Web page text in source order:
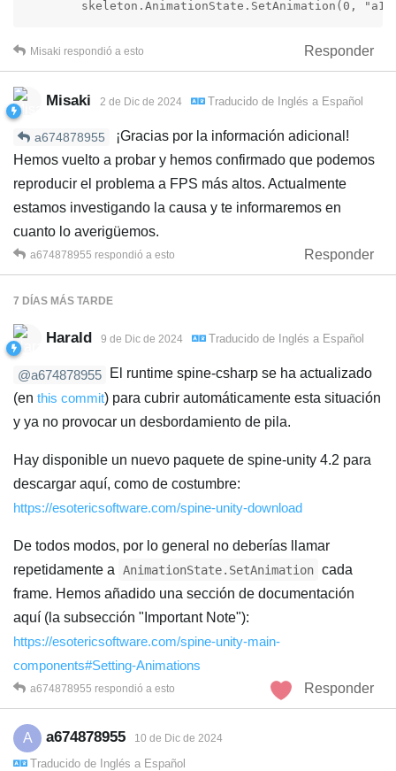
skeleton.AnimationState.SetAnimation(0,
Responder
Misaki respondió a esto
Misaki 2 de Dic de 2024 Traducido de Inglés a Español
a674878955
¡Gracias por la información adicional!
Hemos vuelto a probar y hemos confirmado que podemos
reproducir el problema a FPS más altos. Actualmente
estamos investigando la causa y te informaremos en
cuanto lo averigüemos.
Responder
a674878955 respondió a esto
7 DÍAS MÁS TARDE
Harald 9 de Dic de 2024 Traducido de Inglés a Español
@a674878955
El runtime spine-csharp se ha actualizado
(en this commit) para cubrir automáticamente esta situación
y ya no provocar un desbordamiento de pila.
Hay disponible un nuevo paquete de spine-unity 4.2 para
descargar aquí, como de costumbre:
https://esotericsoftware.com/spine-unity-download
De todos modos, por lo general no deberías llamar
repetidamente a
AnimationState.SetAnimation cada
frame. Hemos añadido una sección de documentación
aquí (la subsección "Important Note"):
https://esotericsoftware.com/spine-unity-main-
components#Setting-Animations
Responder
a674878955 respondió a esto
A a674878955 10 de Dic de 2024
Traducido de Inglés a Español